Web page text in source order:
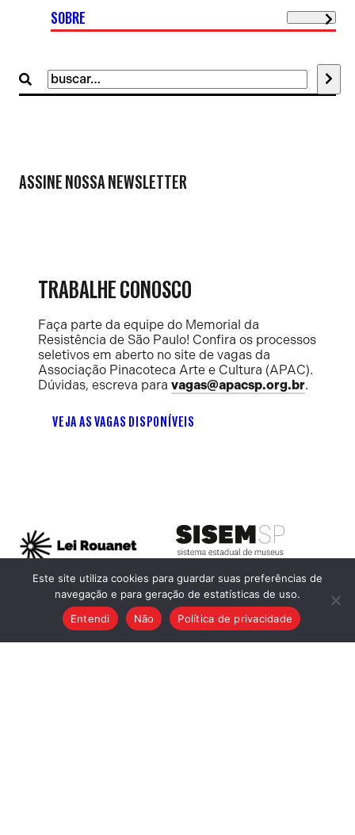
Buscar
por:
SOBRE
ASSINE NOSSA NEWSLETTER
TRABALHE CONOSCO
Faça parte da equipe do Memorial da
Resistência de São Paulo! Confira os processos
seletivos em aberto no site de vagas da
Associação Pinacoteca Arte e Cultura (APAC).
Dúvidas, escreva para vagas@apacsp.org.br.
VEJA AS VAGAS DISPONÍVEIS
Este site utiliza cookies para guardar suas preferências de
navegação e para geração de estatísticas de uso.
Entendi
Não Política de privacidade